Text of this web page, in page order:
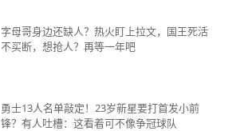
字母哥身边还缺人？热火盯上拉文，国王死活
不买断，想抢人？再等一年吧
勇士13人名单敲定！23岁新星要打首发小前
锋？有人吐槽：这看着可不像争冠球队